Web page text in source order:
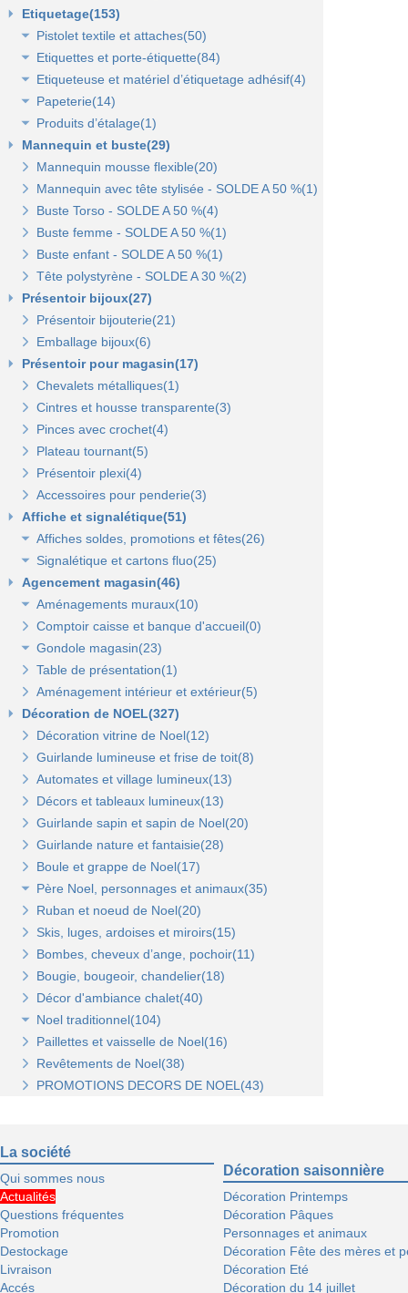
Sacs plastique(4)
Sacs en petite quantité(4)
Dévidoirs(1)
Etiquetage(153)
Pistolet textile et attaches(50)
Pistolets textile, aiguilles et accessoires(12)
Attaches pour pistolets textile(17)
Pistolet Fasbanok et Pistolet V'Tool(14)
Liens manuels anti-vol et biodégradables(5)
Pinces crevettes(2)
Etiquettes à trou(0)
Etiquettes et porte-étiquette(84)
Etiquettes textile perforées(0)
Etiquettes à fil(6)
Etiquettes de prix autocollantes(11)
Etiquettes cadeaux autocollantes(11)
Etiquettes soldes et promo autocollantes(12)
Etiquettes soldes, remises et promo(9)
Etiquettes pour commerce et cartes cadeaux(15)
Porte-prix(14)
Porte-étiquette à pince et à clipser(7)
Etiqueteuse et matériel d’étiquetage adhésif(4)
Etiquettes adhésives pour étiqueteuse(2)
Étiqueteuses et rouleaux encreurs(2)
Papeterie(14)
Agrafeuse et agrafes(1)
Cartes cadeaux(2)
Scotch, stylo, post-it(11)
Produits d’étalage(1)
Epingles(1)
Fil nylon(0)
Mannequin et buste(29)
Mannequin mousse flexible(20)
Mannequin avec tête stylisée - SOLDE A 50 %(1)
Buste Torso - SOLDE A 50 %(4)
Buste femme - SOLDE A 50 %(1)
Buste enfant - SOLDE A 50 %(1)
Tête polystyrène - SOLDE A 30 %(2)
Présentoir bijoux(27)
Présentoir bijouterie(21)
Emballage bijoux(6)
Présentoir pour magasin(17)
Chevalets métalliques(1)
Cintres et housse transparente(3)
Pinces avec crochet(4)
Plateau tournant(5)
Présentoir plexi(4)
Accessoires pour penderie(3)
Affiche et signalétique(51)
Affiches soldes, promotions et fêtes(26)
Affiches fêtes(5)
Affiches soldes(21)
Signalétique et cartons fluo(25)
Cartons fluo(13)
Plaques signalétiques(10)
Tableaux horaires(2)
Agencement magasin(46)
Aménagements muraux(10)
Panneaux rainurés et accessoires(10)
Panneaux rainurés(0)
Rails et profils(0)
Gondole panneau rainuré(2)
Broches pour panneaux(3)
Tablettes bois et supports(3)
Tablettes verre et supports(3)
Autres supports(5)
Bras et penderies pour panneaux standard(0)
Panneaux en bois Opus(0)
Panneaux Opus(0)
Tablettes bois et supports Opus(0)
Accessoires pour panneaux Opus(0)
Tablettes verre et supports Opus(0)
Comptoir caisse et banque d'accueil(0)
Gondole magasin(23)
Gondoles métalliques fond métal(15)
Gondole simple de départ fond métal(0)
Gondole double de départ(0)
Montant terminal métal(0)
Broches et barres de charge(6)
Penderies et bras fond métal(4)
Tablettes et paniers(5)
Gondoles métalliques fond bois(8)
Gondole simple de départ fond bois(0)
Montant terminal pour fond bois(0)
Penderies et bras fond bois(4)
Tablettes(4)
Table de présentation(1)
Aménagement intérieur et extérieur(5)
Décoration de NOEL(327)
Décoration vitrine de Noel(12)
Guirlande lumineuse et frise de toit(8)
Automates et village lumineux(13)
Décors et tableaux lumineux(13)
Guirlande sapin et sapin de Noel(20)
Guirlande nature et fantaisie(28)
Boule et grappe de Noel(17)
Père Noel, personnages et animaux(35)
Animaux et personnages(18)
Bonhomme de neige(11)
Père Noel(13)
Ruban et noeud de Noel(20)
Skis, luges, ardoises et miroirs(15)
Bombes, cheveux d’ange, pochoir(11)
Bougie, bougeoir, chandelier(18)
Décor d'ambiance chalet(40)
Noel traditionnel(104)
Décorations de sapin(45)
Stickers de Noel(23)
Centre de table, décors et cotillons(37)
Paillettes et vaisselle de Noel(16)
Revêtements de Noel(38)
PROMOTIONS DECORS DE NOEL(43)
La société
Qui sommes nous
Actualités
Questions fréquentes
Promotion
Destockage
Livraison
Accés
Décoration saisonnière
Décoration Printemps
Décoration Pâques
Personnages et animaux
Décoration Fête des mères et
Décoration Eté
Décoration du 14 juillet